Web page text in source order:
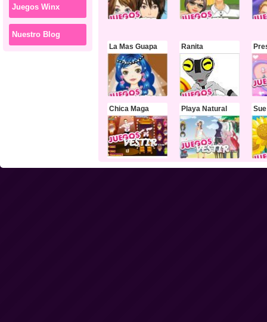
Juegos Winx
Nuestro Blog
La Mas Guapa Ranita
Chica Maga Playa Natural